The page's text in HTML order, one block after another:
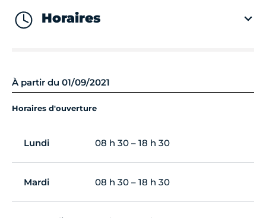
Horaires
À partir du 01/09/2021
Horaires d'ouverture
Lundi 08 h 30 – 18 h 30
Mardi 08 h 30 – 18 h 30